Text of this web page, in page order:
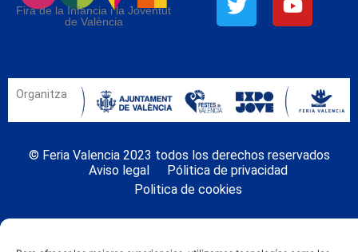
Fira de la Infància i la Joventut
de València
Organitza
© Feria Valencia 2023 todos los derechos reservados
Aviso legal
Pólitica de privacidad
Politica de cookies